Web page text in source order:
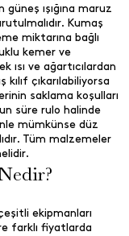
ışığına maruz
Kumaş
miktarına bağlı
kemer ve
ısı ve ağartıcılardan
kılıf çıkarılabiliyorsa
saklama koşulları
süre rulo halinde
mümkünse düz
Tüm malzemeler
ekipmanları
farklı fiyatlarda